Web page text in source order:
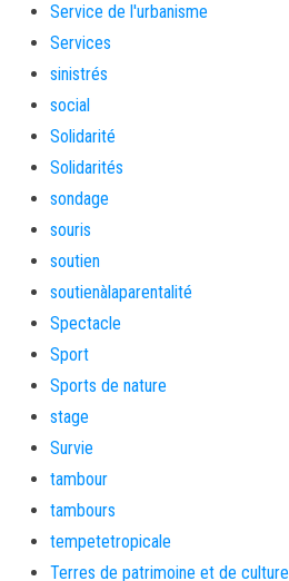
Service de l'urbanisme
Services
sinistrés
social
Solidarité
Solidarités
sondage
souris
soutien
soutienàlaparentalité
Spectacle
Sport
Sports de nature
stage
Survie
tambour
tambours
tempetetropicale
Terres de patrimoine et de culture